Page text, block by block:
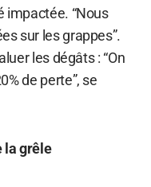
impactée. “Nous
sur les grappes”.
les dégâts : “On
de perte”, se
la grêle